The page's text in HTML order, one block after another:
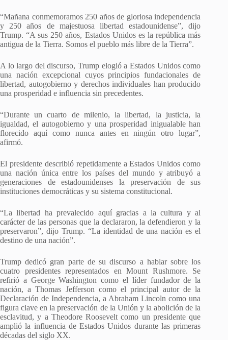
“Mañana conmemoramos 250 años de gloriosa independencia
y 250 años de majestuosa libertad estadounidense”, dijo
Trump. “A sus 250 años, Estados Unidos es la república más
antigua de la Tierra. Somos el pueblo más libre de la Tierra”.
A lo largo del discurso, Trump elogió a Estados Unidos como
una nación excepcional cuyos principios fundacionales de
libertad, autogobierno y derechos individuales han producido
una prosperidad e influencia sin precedentes.
“Durante un cuarto de milenio, la libertad, la justicia, la
igualdad, el autogobierno y una prosperidad inigualable han
florecido aquí como nunca antes en ningún otro lugar”,
afirmó.
El presidente describió repetidamente a Estados Unidos como
una nación única entre los países del mundo y atribuyó a
generaciones de estadounidenses la preservación de sus
instituciones democráticas y su sistema constitucional.
“La libertad ha prevalecido aquí gracias a la cultura y al
carácter de las personas que la declararon, la defendieron y la
preservaron”, dijo Trump. “La identidad de una nación es el
destino de una nación”.
Trump dedicó gran parte de su discurso a hablar sobre los
cuatro presidentes representados en Mount Rushmore. Se
refirió a George Washington como el líder fundador de la
nación, a Thomas Jefferson como el principal autor de la
Declaración de Independencia, a Abraham Lincoln como una
figura clave en la preservación de la Unión y la abolición de la
esclavitud, y a Theodore Roosevelt como un presidente que
amplió la influencia de Estados Unidos durante las primeras
décadas del siglo XX.